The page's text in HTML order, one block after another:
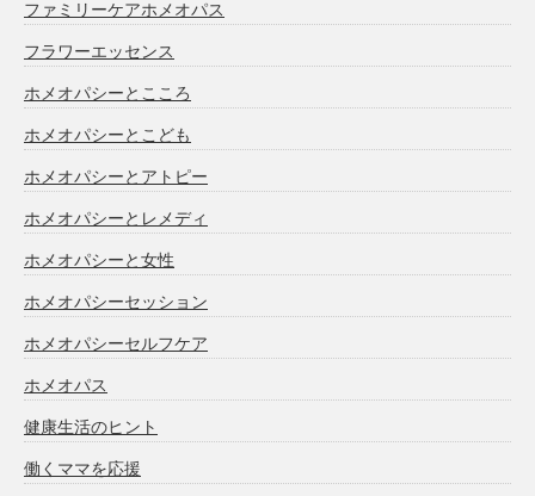
ファミリーケアホメオパス
フラワーエッセンス
ホメオパシーとこころ
ホメオパシーとこども
ホメオパシーとアトピー
ホメオパシーとレメディ
ホメオパシーと女性
ホメオパシーセッション
ホメオパシーセルフケア
ホメオパス
健康生活のヒント
働くママを応援